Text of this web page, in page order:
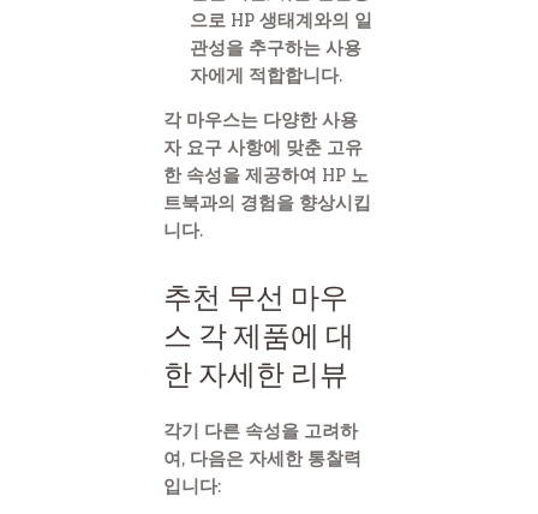
으로 HP 생태계와의 일
관성을 추구하는 사용
자에게 적합합니다.
각 마우스는 다양한 사용
자 요구 사항에 맞춘 고유
한 속성을 제공하여 HP 노
트북과의 경험을 향상시킵
니다.
추천 무선 마우
스 각 제품에 대
한 자세한 리뷰
각기 다른 속성을 고려하
여, 다음은 자세한 통찰력
입니다: